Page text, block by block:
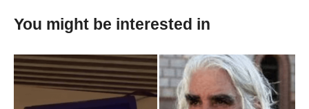
You might be interested in